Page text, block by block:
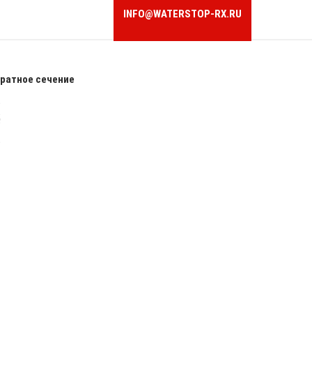
INFO@WATERSTOP-RX.RU
сечение